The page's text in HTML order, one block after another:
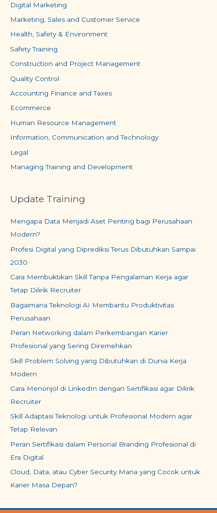
Digital Marketing
Marketing, Sales and Customer Service
Health, Safety & Environment
Safety Training
Construction and Project Management
Quality Control
Accounting Finance and Taxes
Ecommerce
Human Resource Management
Information, Communication and Technology
Legal
Managing Training and Development
Update Training
Mengapa Data Menjadi Aset Penting bagi Perusahaan
Modern?
Profesi Digital yang Diprediksi Terus Dibutuhkan Sampai
2030
Cara Membuktikan Skill Tanpa Pengalaman Kerja agar
Tetap Dilirik Recruiter
Bagaimana Teknologi AI Membantu Produktivitas
Perusahaan
Peran Networking dalam Perkembangan Karier
Profesional yang Sering Diremehkan
Skill Problem Solving yang Dibutuhkan di Dunia Kerja
Modern
Cara Menonjol di LinkedIn dengan Sertifikasi agar Dilirik
Recruiter
Skill Adaptasi Teknologi untuk Profesional Modern agar
Tetap Relevan
Peran Sertifikasi dalam Personal Branding Profesional di
Era Digital
Cloud, Data, atau Cyber Security Mana yang Cocok untuk
Karier Masa Depan?